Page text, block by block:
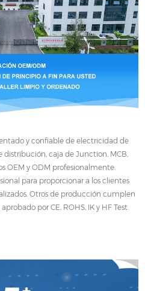
y confiable de electricidad de
distribución, caja de Junction, MCB,
OEM y ODM profesionalmente.
para proporcionar a los clientes
Otros de producción cumplen
por CE, ROHS, IK y HF Test.